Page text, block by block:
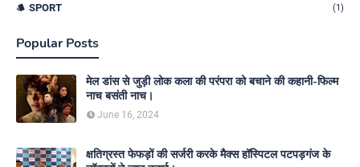
SPORT (1)
Popular Posts
मेल डांस से जुड़ी लोक कला की परंपरा को बचाने की कहानी-फिल्म
नाच बसंती नाच।
June 16, 2024
क्षतिग्रस्त फेफड़ों की सर्जरी करके मैक्स हॉस्पिटल पटपड़गंज के